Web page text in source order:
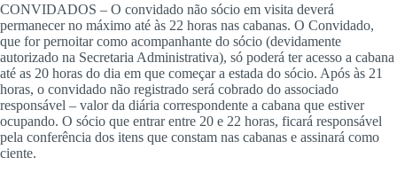
CONVIDADOS – O convidado não sócio em visita deverá
permanecer no máximo até às 22 horas nas cabanas. O Convidado,
que for pernoitar como acompanhante do sócio (devidamente
autorizado na Secretaria Administrativa), só poderá ter acesso a cabana
até as 20 horas do dia em que começar a estada do sócio. Após às 21
horas, o convidado não registrado será cobrado do associado
responsável – valor da diária correspondente a cabana que estiver
ocupando. O sócio que entrar entre 20 e 22 horas, ficará responsável
pela conferência dos itens que constam nas cabanas e assinará como
ciente.